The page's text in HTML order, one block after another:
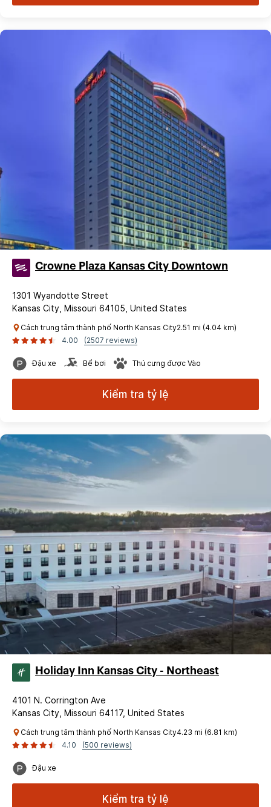
Crowne Plaza Kansas City Downtown
1301 Wyandotte Street
Kansas City, Missouri 64105, United States
Cách trung tâm thành phố North Kansas City2.51 mi (4.04 km)
4.00
(2507 reviews)
Đậu xe Bể bơi Thú cưng được Vào
Kiểm tra tỷ lệ
Holiday Inn Kansas City - Northeast
4101 N. Corrington Ave
Kansas City, Missouri 64117, United States
Cách trung tâm thành phố North Kansas City4.23 mi (6.81 km)
4.10
(500 reviews)
Đậu xe
Kiểm tra tỷ lệ